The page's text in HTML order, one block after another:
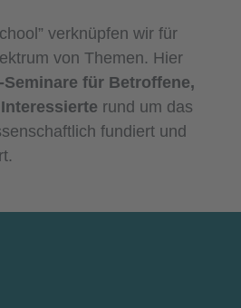
verknüpfen wir für
von Themen. Hier
Seminare für Betroffene,
rund um das
fundiert und